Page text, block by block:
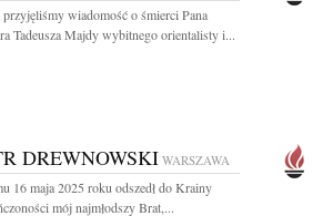
przyjęliśmy wiadomość o śmierci Pana
Tadeusza Majdy wybitnego orientalisty i...
DREWNOWSKI WARSZAWA
16 maja 2025 roku odszedł do Krainy
mój najmłodszy Brat,...